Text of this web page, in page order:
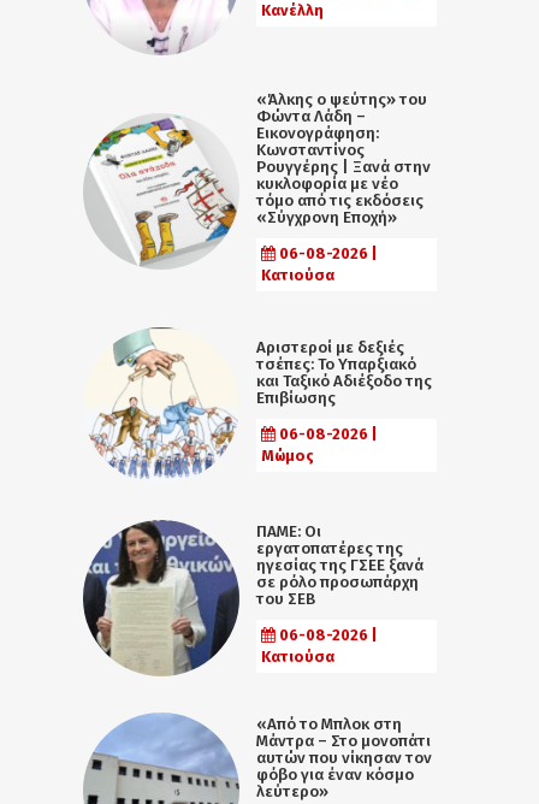
Κανέλλη
«Άλκης ο ψεύτης» του
Φώντα Λάδη –
Εικονογράφηση:
Κωνσταντίνος
Ρουγγέρης | Ξανά στην
κυκλοφορία με νέο
τόμο από τις εκδόσεις
«Σύγχρονη Εποχή»
06-08-2026 |
Κατιούσα
Αριστεροί με δεξιές
τσέπες: Το Υπαρξιακό
και Ταξικό Αδιέξοδο της
Επιβίωσης
06-08-2026 |
Μώμος
ΠΑΜΕ: Οι
εργατοπατέρες της
ηγεσίας της ΓΣΕΕ ξανά
σε ρόλο προσωπάρχη
του ΣΕΒ
06-08-2026 |
Κατιούσα
«Από το Μπλοκ στη
Μάντρα – Στο μονοπάτι
αυτών που νίκησαν τον
φόβο για έναν κόσμο
λεύτερο»